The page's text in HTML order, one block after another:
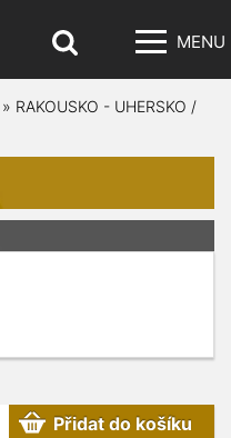
MENU
» RAKOUSKO - UHERSKO /
Přidat do košíku